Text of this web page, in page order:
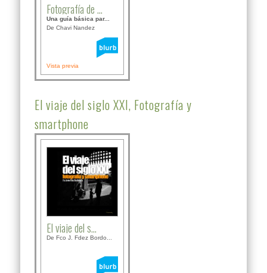
Fotografía de ...
Una guía básica par...
De Chavi Nandez
Vista previa
El viaje del siglo XXI, Fotografía y
smartphone
El viaje del s...
De Fco J. Fdez Bordo...